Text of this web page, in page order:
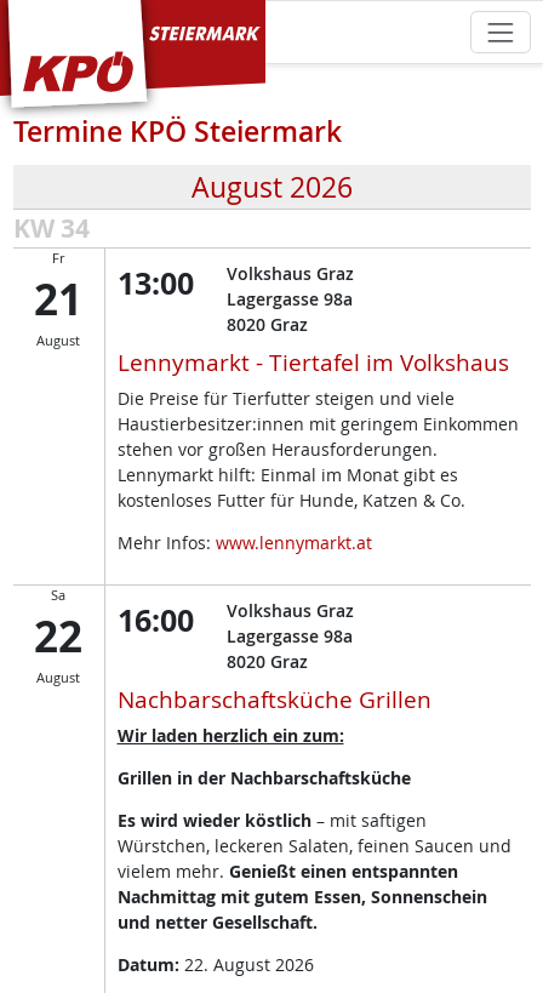
KPÖ Steiermark
Termine KPÖ Steiermark
August 2026
KW 34
Fr
21
August
13:00
Volkshaus Graz
Lagergasse 98a
8020 Graz
Lennymarkt - Tiertafel im Volkshaus
Die Preise für Tierfutter steigen und viele
Haustierbesitzer:innen mit geringem Einkommen
stehen vor großen Herausforderungen.
Lennymarkt hilft: Einmal im Monat gibt es
kostenloses Futter für Hunde, Katzen & Co.
Mehr Infos: www.lennymarkt.at
Sa
22
August
16:00
Volkshaus Graz
Lagergasse 98a
8020 Graz
Nachbarschaftsküche Grillen
Wir laden herzlich ein zum:
Grillen in der Nachbarschaftsküche
Es wird wieder köstlich – mit saftigen
Würstchen, leckeren Salaten, feinen Saucen und
vielem mehr. Genießt einen entspannten
Nachmittag mit gutem Essen, Sonnenschein
und netter Gesellschaft.
Datum: 22. August 2026